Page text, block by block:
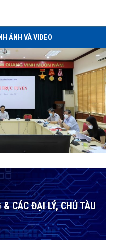
ẢNH VÀ VIDEO
CÁC ĐẠI LÝ, CHỦ TÀU